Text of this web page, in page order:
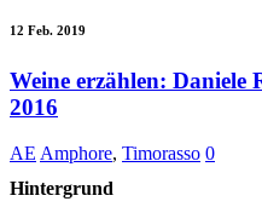
12 Feb. 2019
Weine erzählen: Daniele
2016
AE Amphore, Timorasso 0
Hintergrund